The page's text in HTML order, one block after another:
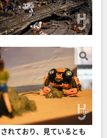
れており、見ているとも